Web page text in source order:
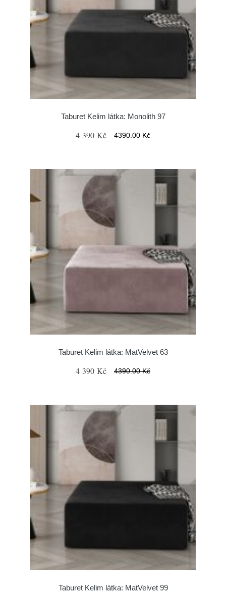
Taburet Kelim látka: Monolith 97
4 390 Kč 4390.00 Kč
Taburet Kelim látka: MatVelvet 63
4 390 Kč 4390.00 Kč
Taburet Kelim látka: MatVelvet 99